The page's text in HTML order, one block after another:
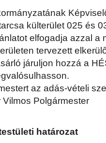
külterület 025 és
elfogadja azzal a
tervezett
járuljon hozzá a
az adás-vételi
Polgármester
határozat